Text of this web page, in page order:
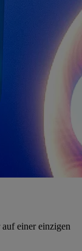
einer einzigen